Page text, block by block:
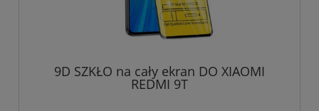
9D SZKŁO na cały ekran DO XIAOMI
REDMI 9T